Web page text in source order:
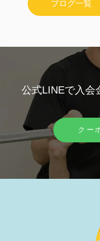
ブログ一覧
公式LINEで入会
クー